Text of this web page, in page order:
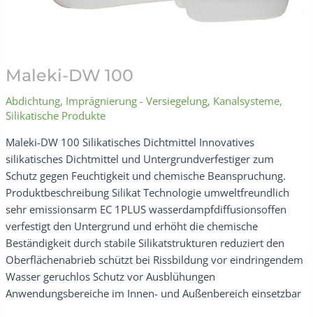
Maleki-DW 100
Abdichtung, Imprägnierung - Versiegelung, Kanalsysteme,
Silikatische Produkte
Maleki-DW 100 Silikatisches Dichtmittel Innovatives
silikatisches Dichtmittel und Untergrundverfestiger zum
Schutz gegen Feuchtigkeit und chemische Beanspruchung.
Produktbeschreibung Silikat Technologie umweltfreundlich
sehr emissionsarm EC 1PLUS wasserdampfdiffusionsoffen
verfestigt den Untergrund und erhöht die chemische
Beständigkeit durch stabile Silikatstrukturen reduziert den
Oberflächenabrieb schützt bei Rissbildung vor eindringendem
Wasser geruchlos Schutz vor Ausblühungen
Anwendungsbereiche im Innen- und Außenbereich einsetzbar